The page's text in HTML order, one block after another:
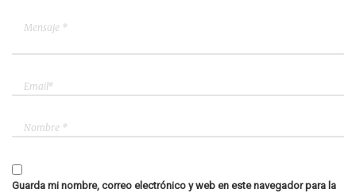
Guarda mi nombre, correo electrónico y web en este navegador para la